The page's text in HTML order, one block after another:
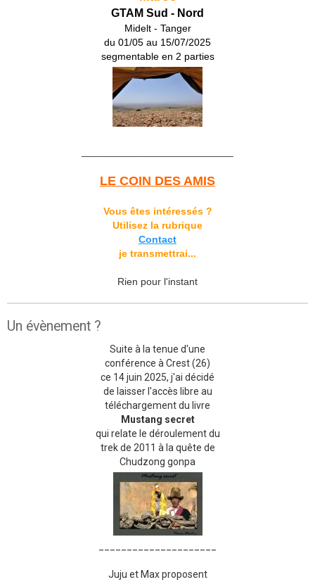
GTAM Sud - Nord
Midelt - Tanger
du 01/05 au 15/07/2025
segmentable en 2 parties
LE COIN DES AMIS
Vous êtes intéressés ?
Utilisez la rubrique
Contact
je transmettrai...
Rien pour l'instant
Un évènement ?
Suite à la tenue d'une
conférence à Crest (26)
ce 14 juin 2025, j'ai décidé
de laisser l'accès libre au
téléchargement du livre
Mustang secret
qui relate le déroulement du
trek de 2011 à la quête de
Chudzong gonpa
Juju et Max proposent